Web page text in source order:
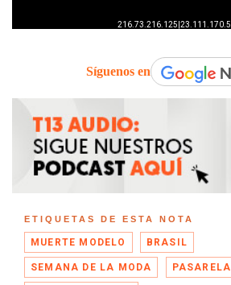
Síguenos en
ETIQUETAS DE ESTA NOTA
MUERTE MODELO BRASIL
SEMANA DE LA MODA PASARELA